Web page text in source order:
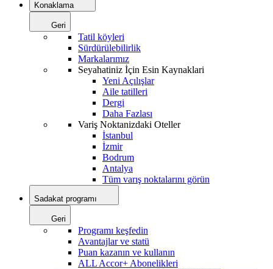
Konaklama
Geri
Tatil köyleri
Sürdürülebilirlik
Markalarımız
Seyahatiniz İçin Esin Kaynaklari
Yeni Açılışlar
Aile tatilleri
Dergi
Daha Fazlası
Variş Noktanizdaki Oteller
İstanbul
İzmir
Bodrum
Antalya
Tüm varış noktalarını görün
Sadakat programı
Geri
Programı keşfedin
Avantajlar ve statü
Puan kazanın ve kullanın
ALL Accor+ Abonelikleri